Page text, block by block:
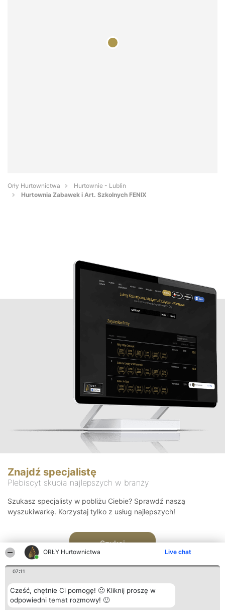
ORŁY Hurtownictwa Live chat
07:11
Cześć, chętnie Ci pomogę! 🙂 Kliknij proszę w
odpowiedni temat rozmowy! 🙂
Orły Hurtownictwa
Hurtownie - Lublin
Hurtownia Zabawek i Art. Szkolnych FENIX
Znajdź specjalistę
Plebiscyt skupia najlepszych w branży
Szukasz specjalisty w pobliżu Ciebie? Sprawdź naszą
wyszukiwarkę. Korzystaj tylko z usług najlepszych!
Szukaj